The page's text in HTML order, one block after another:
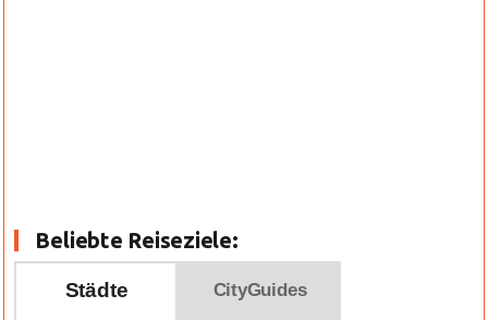
Beliebte Reiseziele:
Städte CityGuides